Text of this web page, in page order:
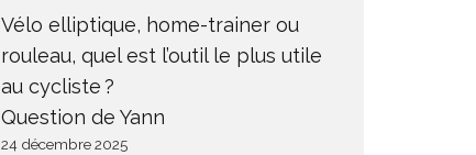
Vélo elliptique, home-trainer ou
rouleau, quel est l’outil le plus utile
au cycliste ?
Question de Yann
24 décembre 2025